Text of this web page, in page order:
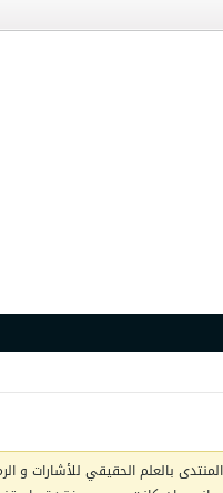
بالعلم الحقيقي للأشارات و